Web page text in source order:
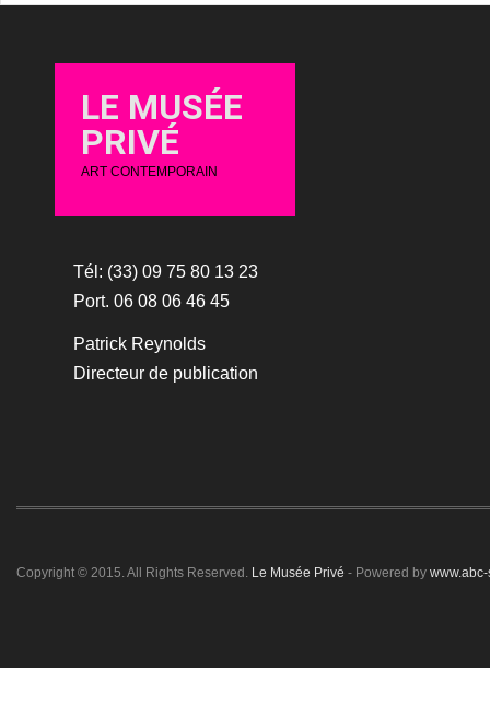
LE MUSÉE
PRIVÉ
ART CONTEMPORAIN
Tél: (33) 09 75 80 13 23
Port. 06 08 06 46 45
Patrick Reynolds
Directeur de publication
Copyright © 2015. All Rights Reserved. Le Musée Privé - Powered by